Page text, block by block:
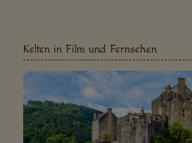
Kelten in Film und Fernsehen